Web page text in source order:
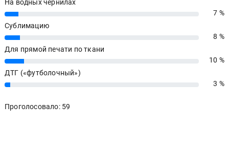
На водных чернилах
7%
7 %
Сублимацию
8%
8 %
Для прямой печати по ткани
10%
10 %
ДТГ («футболочный»)
3% 3 %
Проголосовало: 59